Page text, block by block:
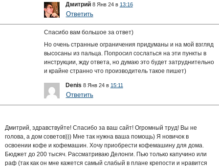
Дмитрий 8 Янв 24 в 13:16
Ответить
Спасибо вам большое за ответ)
Но очень странные ограничения придуманы и на мой взгляд
высосаны из пальца. Попросил сослаться на эти пункты в
инструкции, жду ответа, но думаю это будет затруднительно
и крайне странно что производитель такое пишет)
Denis 8 Янв 24 в 15:11
Ответить
Дмитрий, здравствуйте! Спасибо за ваш сайт! Огромный труд! Вы не
голова, а дом советов))) Мне так нужна ваша помощь) Я новичок в
освоении кофе и кофемашин. Хочу приобрести кофемашину для дома.
Бюджет до 200 тысяч. Рассматриваю Делонги. Пью только капучино или
раф (так как он мне кажется самый слабый в плане крепости и нравится